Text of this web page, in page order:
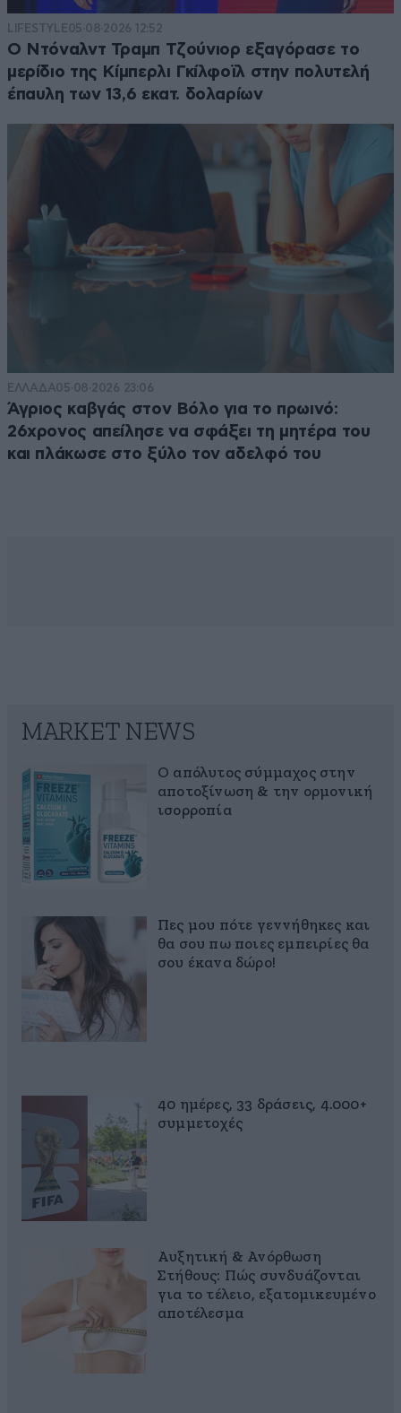
LIFESTYLE05·08·2026 12:52
Ο Ντόναλντ Τραμπ Τζούνιορ εξαγόρασε το
μερίδιο της Κίμπερλι Γκίλφοϊλ στην πολυτελή
έπαυλη των 13,6 εκατ. δολαρίων
ΕΛΛΑΔΑ05·08·2026 23:06
Άγριος καβγάς στον Βόλο για το πρωινό:
26χρονος απείλησε να σφάξει τη μητέρα του
και πλάκωσε στο ξύλο τον αδελφό του
MARKET NEWS
Ο απόλυτος σύμμαχος στην
αποτοξίνωση & την ορμονική
ισορροπία
Πες μου πότε γεννήθηκες και
θα σου πω ποιες εμπειρίες θα
σου έκανα δώρο!
40 ημέρες, 33 δράσεις, 4.000+
συμμετοχές
Αυξητική & Ανόρθωση
Στήθους: Πώς συνδυάζονται
για το τέλειο, εξατομικευμένο
αποτέλεσμα